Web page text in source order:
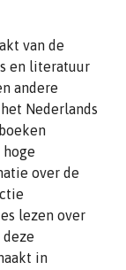
van de
en literatuur
andere
Nederlands
over de
lezen over
in